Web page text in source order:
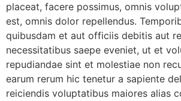
placeat, facere possimus, omnis
est, omnis dolor repellendus.
quibusdam et aut officiis debitis aut
necessitatibus saepe eveniet, ut et
repudiandae sint et molestiae non
earum rerum hic tenetur a sapiente
reiciendis voluptatibus maiores alias